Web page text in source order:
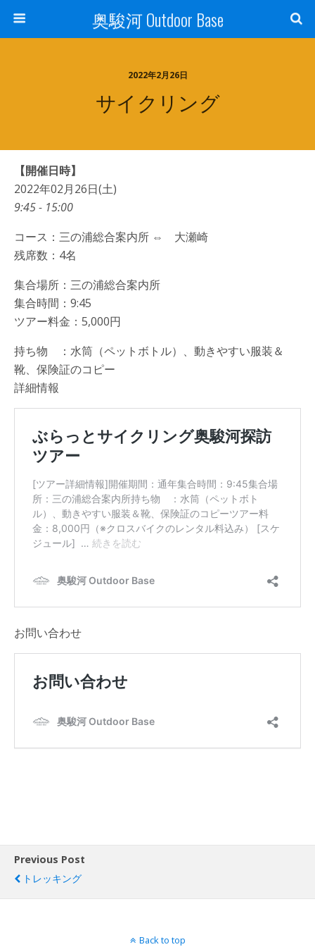
奥駿河 Outdoor Base
2022年2月26日
サイクリング
【開催日時】
2022年02月26日(土)
9:45 - 15:00
コース：三の浦総合案内所 ⇔ 大瀬崎
残席数：4名
集合場所：三の浦総合案内所
集合時間：9:45
ツアー料金：5,000円
持ち物 ：水筒（ペットボトル）、動きやすい服装＆
靴、保険証のコピー
詳細情報
お問い合わせ
Previous Post
トレッキング
Back to top